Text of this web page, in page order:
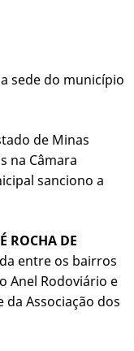
sede do município
de Minas
na Câmara
sanciono a
ROCHA DE
entre os bairros
Anel Rodoviário e
Associação dos